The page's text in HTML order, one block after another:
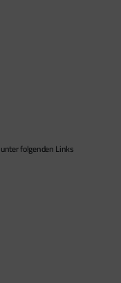
folgenden Links